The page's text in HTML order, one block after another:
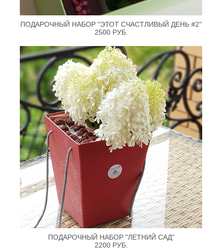
ПОДАРОЧНЫЙ НАБОР "ЭТОТ СЧАСТЛИВЫЙ ДЕНЬ #2"
2500 РУБ.
ПОДАРОЧНЫЙ НАБОР "ЛЕТНИЙ САД"
2200 РУБ.